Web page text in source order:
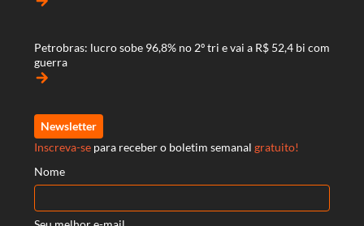
Petrobras: lucro sobe 96,8% no 2º tri e vai a R$ 52,4 bi com
guerra
arrow_forward
Newsletter
Inscreva-se para receber o boletim semanal gratuito!
Nome